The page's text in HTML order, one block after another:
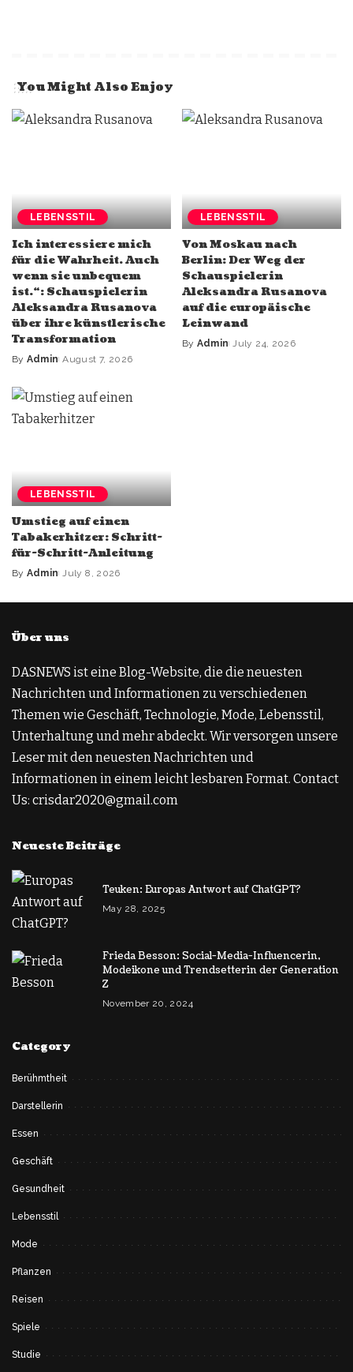
You Might Also Enjoy
LEBENSSTIL
Ich interessiere mich
für die Wahrheit. Auch
wenn sie unbequem
ist.“: Schauspielerin
Aleksandra Rusanova
über ihre künstlerische
Transformation
By Admin August 7, 2026
LEBENSSTIL
Von Moskau nach
Berlin: Der Weg der
Schauspielerin
Aleksandra Rusanova
auf die europäische
Leinwand
By Admin July 24, 2026
LEBENSSTIL
Umstieg auf einen
Tabakerhitzer: Schritt-
für-Schritt-Anleitung
By Admin July 8, 2026
Über uns
DASNEWS ist eine Blog-Website, die die neuesten
Nachrichten und Informationen zu verschiedenen
Themen wie Geschäft, Technologie, Mode, Lebensstil,
Unterhaltung und mehr abdeckt. Wir versorgen unsere
Leser mit den neuesten Nachrichten und
Informationen in einem leicht lesbaren Format. Contact
Us: crisdar2020@gmail.com
Neueste Beiträge
Teuken: Europas Antwort auf ChatGPT?
May 28, 2025
Frieda Besson: Social-Media-Influencerin,
Modeikone und Trendsetterin der Generation
Z
November 20, 2024
Category
Berühmtheit
Darstellerin
Essen
Geschäft
Gesundheit
Lebensstil
Mode
Pflanzen
Reisen
Spiele
Studie